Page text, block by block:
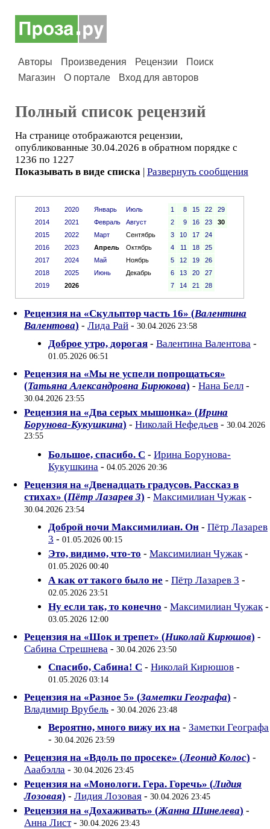
Авторы Произведения Рецензии
Поиск
Магазин
О портале Вход для авторов
Полный список рецензий
На странице отображаются рецензии,
опубликованные 30.04.2026 в обратном порядке с
1236 по 1227
Показывать в виде списка | Развернуть сообщения
2013
2014
2015
2016
2017
2018
2019
2020
2021
2022
2023
2024
2025
2026
Январь
Июль
Февраль
Август
Март
Сентябрь
Апрель
Октябрь
Май
Ноябрь
Июнь
Декабрь
1 8 15 22
29
2
9 16 23
30
3
10 17
24
4
11 18
25
5
12 19
26
6
13 20
27
7
14 21 28
Рецензия на «Скульптор часть 16» (Валентина
Валентова) - Лида Рай - 30.04.2026 23:58
Доброе утро, дорогая - Валентина Валентова -
01.05.2026 06:51
Рецензия на «Мы не успели попрощаться»
(Татьяна Александровна Бирюкова) - Нана Белл -
30.04.2026 23:55
Рецензия на «Два серых мышонка» (Ирина
Борунова-Кукушкина) - Николай Нефедьев - 30.04.2026
23:55
Большое, спасибо. С - Ирина Борунова-
Кукушкина - 04.05.2026 20:36
Рецензия на «Двенадцать градусов. Рассказ в
стихах» (Пётр Лазарев 3) - Максимилиан Чужак-
30.04.2026 23:54
Доброй ночи Максимилиан. Он - Пётр Лазарев
3 - 01.05.2026 00:15
Это, видимо, что-то - Максимилиан Чужак-
01.05.2026 00:40
А как от такого было не - Пётр Лазарев 3 -
02.05.2026 23:51
Ну если так, то конечно - Максимилиан Чужак-
03.05.2026 12:00
Рецензия на «Шок и трепет» (Николай Кирюшов) -
Сабина Стрешнева - 30.04.2026 23:50
Спасибо, Сабина! С - Николай Кирюшов -
01.05.2026 03:14
Рецензия на «Разное 5» (Заметки Географа) -
Владимир Врубель - 30.04.2026 23:48
Вероятно, много вижу их на - Заметки Географа
- 30.04.2026 23:59
Рецензия на «Вдоль по просеке» (Леонид Колос) -
Ааабэлла - 30.04.2026 23:45
Рецензия на «Монологи. Гера. Горечь» (Лидия
Лозовая) - Лидия Лозовая - 30.04.2026 23:45
Рецензия на «Дохаживать» (Жанна Шинелева) -
Анна Лист- 30.04.2026 23:43